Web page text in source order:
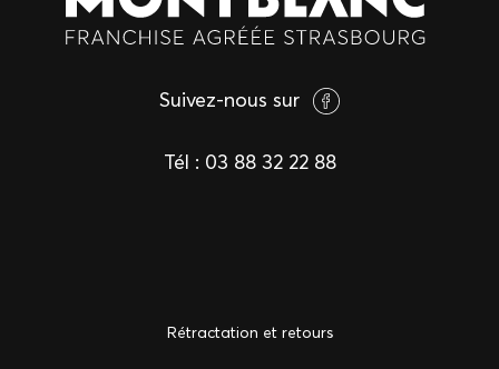
Suivez-nous sur
Tél : 03 88 32 22 88
Rétractation et retours